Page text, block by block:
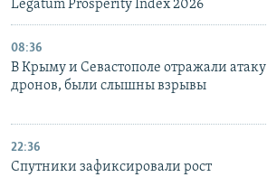
Legatum Prosperity Index 2026
08:36
В Крыму и Севастополе отражали атаку
дронов, были слышны взрывы
22:36
Спутники зафиксировали рост